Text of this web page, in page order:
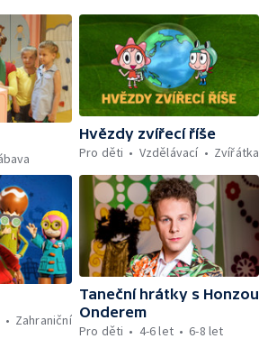
Hvězdy zvířecí říše
Pro děti
Vzdělávací Zvířátka
Zahraniční
Taneční hrátky s Honzou
Onderem
Pro děti
4-6 let 6-8 let